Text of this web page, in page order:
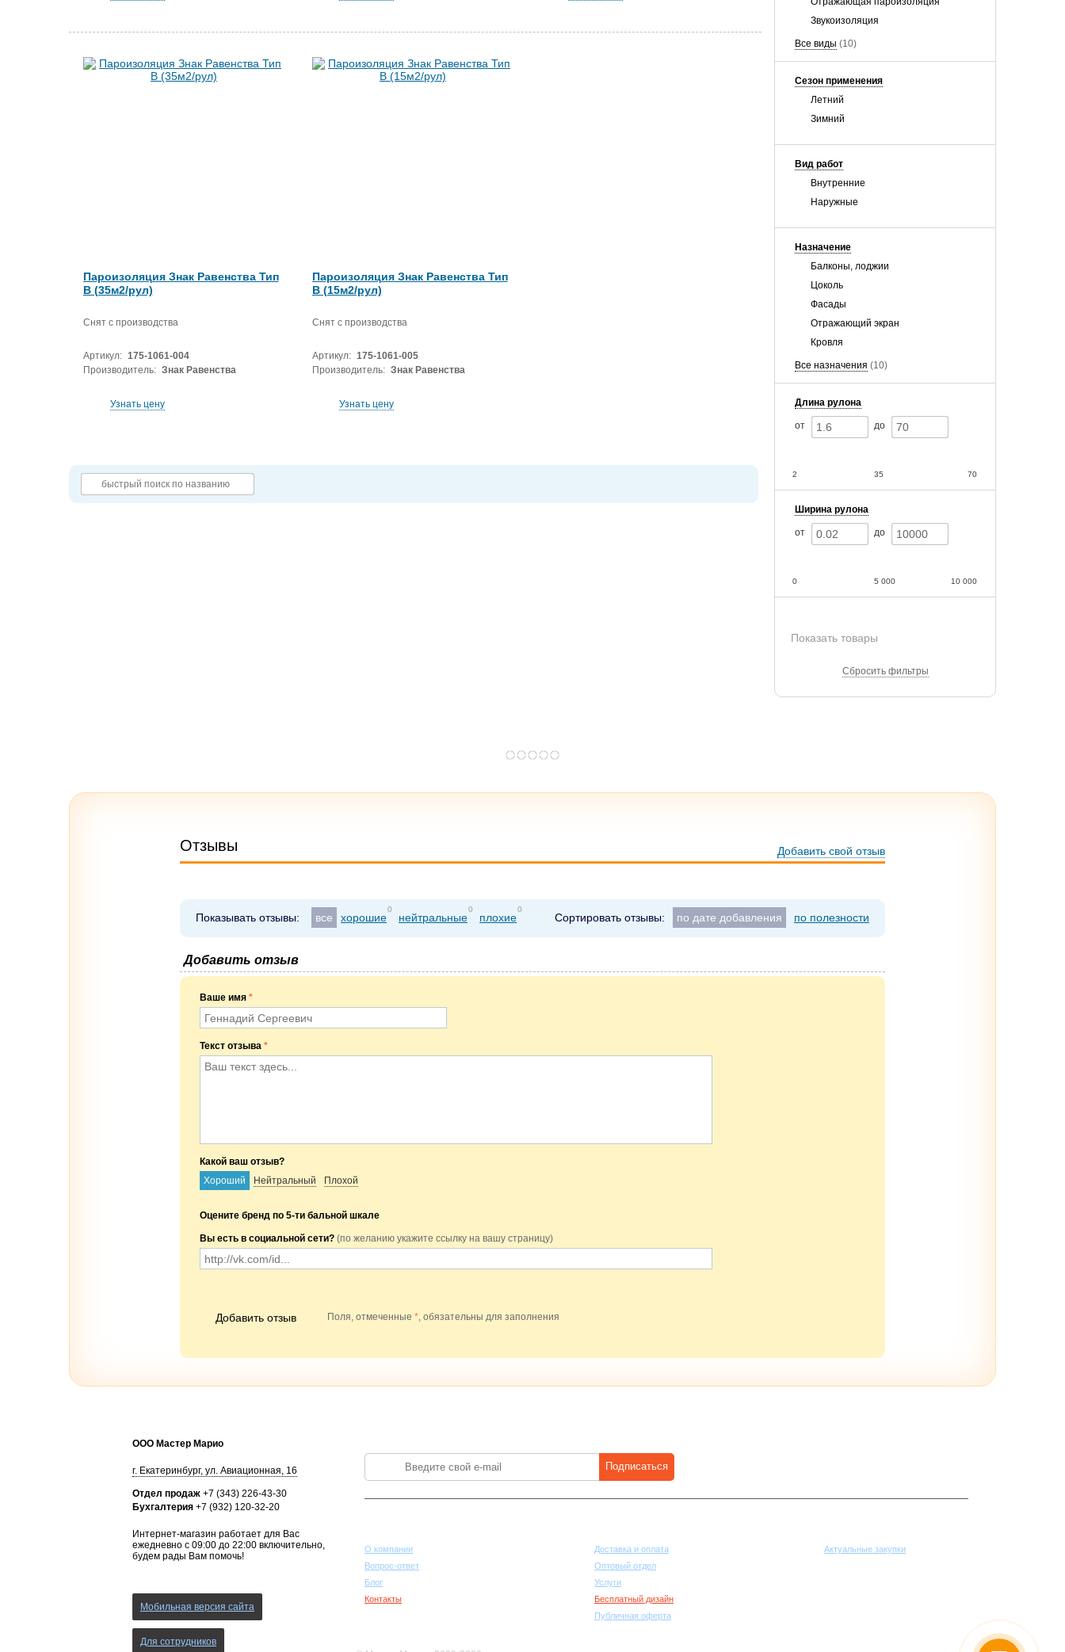
Звукоизоляция
Все виды (10)
Сезон применения
Летний
Зимний
Вид работ
Внутренние
Наружные
Назначение
Балконы, лоджии
Цоколь
Фасады
Отражающий экран
Кровля
Все назначения (10)
Длина рулона
от до
2 70
35
Ширина рулона
от до
0 10 000
5 000
Показать товары
Сбросить фильтры
Пароизоляция Знак Равенства Тип
В (35м2/рул)
Снят с производства
Артикул: 175-1061-004
Производитель: Знак Равенства
Узнать цену
Пароизоляция Знак Равенства Тип
В (15м2/рул)
Снят с производства
Артикул: 175-1061-005
Производитель: Знак Равенства
Узнать цену
Отзывы Добавить свой отзыв
Показывать отзывы: все хорошие
0
нейтральные
0
плохие
0
Сортировать отзывы: по дате добавления по полезности
Добавить отзыв
Ваше имя *
Текст отзыва *
Какой ваш отзыв?
Хороший
Нейтральный Плохой
Оцените бренд по 5-ти бальной шкале
Вы есть в социальной сети? (по желанию укажите ссылку на вашу страницу)
Добавить отзыв Поля, отмеченные *, обязательны для заполнения
ООО Мастер Марио
г. Екатеринбург, ул. Авиационная, 16
Отдел продаж +7 (343) 226-43-30
Бухгалтерия +7 (932) 120-32-20
Интернет-магазин работает для Вас
ежедневно с 09:00 до 22:00 включительно,
будем рады Вам помочь!
Мобильная версия сайта
Для сотрудников
Подписаться
О компании
Вопрос-ответ
Блог
Контакты
Доставка и оплата
Оптовый отдел
Услуги
Бесплатный дизайн
Публичная оферта
Актуальные закупки